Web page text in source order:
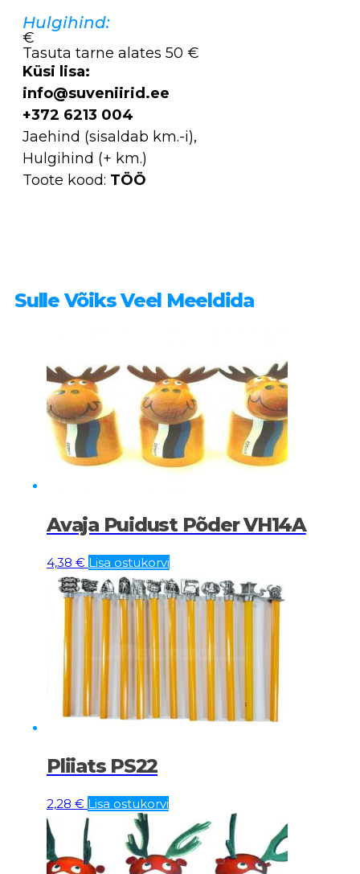
Hulgihind:
€
Tasuta tarne alates 50 €
Küsi lisa:
info@suveniirid.ee
+372 6213 004
Jaehind (sisaldab km.-i),
Hulgihind (+ km.)
Toote kood: TÖÖ
Sulle Võiks Veel Meeldida
Avaja Puidust Põder VH14A
4,38 € Lisa ostukorvi
Pliiats PS22
2,28 € Lisa ostukorvi